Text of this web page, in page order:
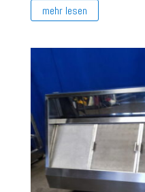
mehr lesen